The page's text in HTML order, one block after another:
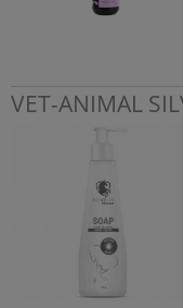
VET-ANIMAL